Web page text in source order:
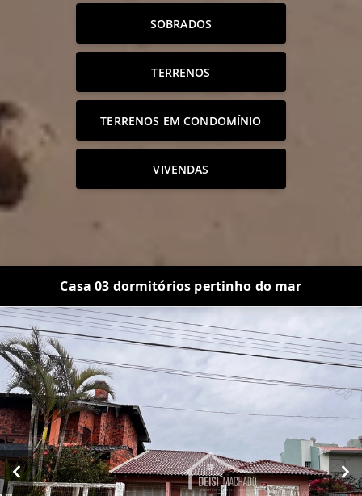
SOBRADOS
TERRENOS
TERRENOS EM CONDOMÍNIO
VIVENDAS
Casa 03 dormitórios pertinho do mar